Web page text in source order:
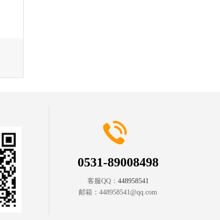
0531-89008498
客服QQ： 448958541
邮箱： 448958541@qq.com